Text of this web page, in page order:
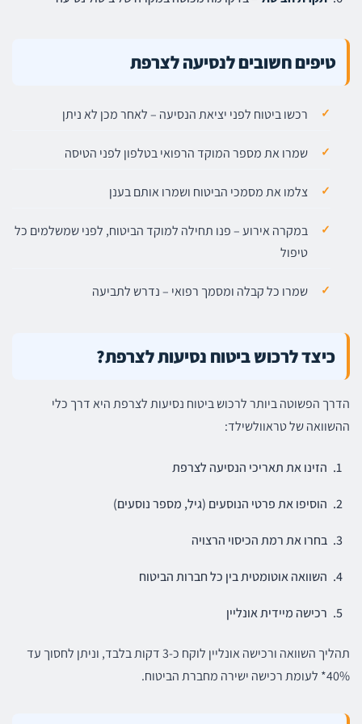
טיפים חשובים לנסיעה לצרפת
רכשו ביטוח לפני יציאת הנסיעה – לאחר מכן לא ניתן
שמרו את מספר המוקד הרפואי בטלפון לפני הטיסה
צלמו את מסמכי הביטוח ושמרו אותם בענן
במקרה אירוע – פנו תחילה למוקד הביטוח, לפני שמשלמים כל
טיפול
שמרו כל קבלה ומסמך רפואי – נדרש לתביעה
כיצד לרכוש ביטוח נסיעות לצרפת?
הדרך הפשוטה ביותר לרכוש ביטוח נסיעות לצרפת היא דרך כלי
ההשוואה של טראוולשילד:
הזינו את תאריכי הנסיעה לצרפת
הוסיפו את פרטי הנוסעים (גיל, מספר נוסעים)
בחרו את רמת הכיסוי הרצויה
השוואה אוטומטית בין כל חברות הביטוח
רכישה מיידית אונליין
תהליך השוואה ורכישה אונליין לוקח כ-3 דקות בלבד, וניתן לחסוך עד
40%* לעומת רכישה ישירה מחברת הביטוח.